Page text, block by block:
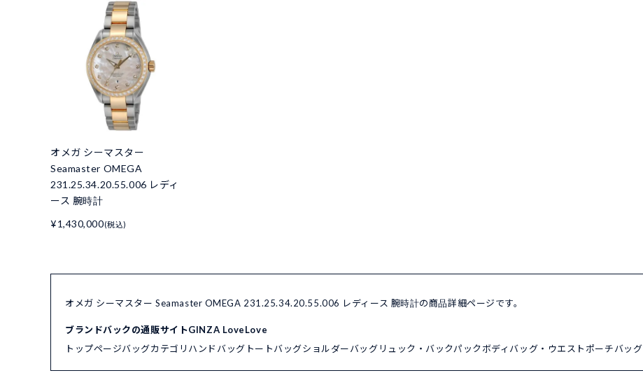
オメガ シーマスター
Seamaster OMEGA
231.25.34.20.55.006 レディ
ース 腕時計
¥1,430,000(税込)
オメガ シーマスター Seamaster OMEGA 231.25.34.20.55.006 レディース 腕時計の商品詳細ページです。
ブランドバックの通販サイトGINZA LoveLove
トップページバッグカテゴリ ハンドバッグ トートバッグショルダーバッグリュック・バックパックボディバッグ・ウエストポーチバッグ